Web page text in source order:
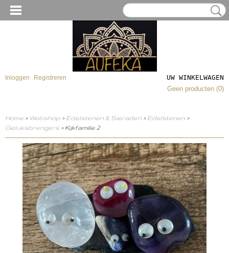
Inloggen Registreren
UW WINKELWAGEN
Geen producten (0)
Home > Webshop > Edelstenen & Sieraden > Edelstenen >
Geluksbrengers > Kijkfamilie 2